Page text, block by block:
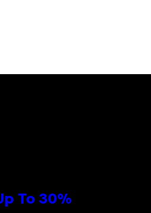
To 30%